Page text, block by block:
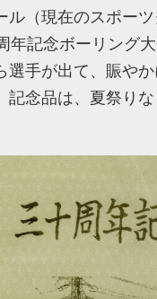
ル（現在のスポー
年記念ボーリング
選手が出て、賑や
記念品は、夏祭り